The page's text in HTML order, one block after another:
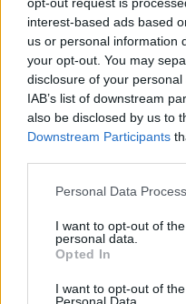
interest-based ads based
us or personal information
your opt-out. You may
disclosure of your
IAB’s list of downstream
also be disclosed by us to
Downstream Participants
Personal Data
I want to opt-out of
personal data.
Opted In
I want to opt-out of
Personal Data.
lo svincolo di
obbligatorie